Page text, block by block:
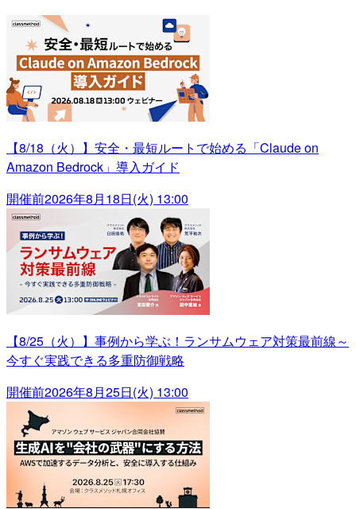
【8/18（火）】安全・最短ルートで始める「Claude on
Amazon Bedrock」導入ガイド
開催前2026年8月18日(火) 13:00
【8/25（火）】事例から学ぶ！ランサムウェア対策最前線～
今すぐ実践できる多重防御戦略
開催前2026年8月25日(火) 13:00